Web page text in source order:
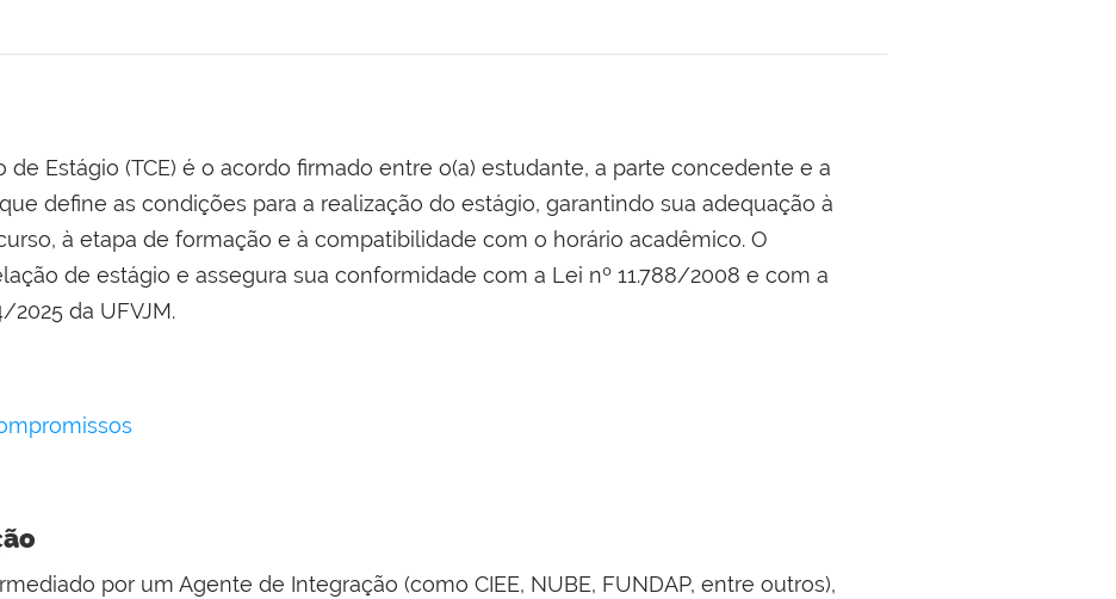
de Estágio (TCE) é o acordo firmado entre o(a) estudante, a parte concedente e a
define as condições para a realização do estágio, garantindo sua adequação à
à etapa de formação e à compatibilidade com o horário acadêmico. O
de estágio e assegura sua conformidade com a Lei nº 11.788/2008 e com a
2025 da UFVJM.
por um Agente de Integração (como CIEE, NUBE, FUNDAP, entre outros),